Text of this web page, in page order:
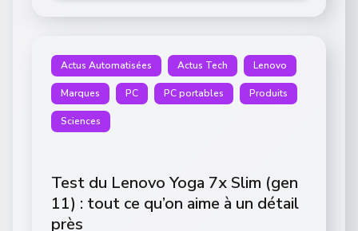
Actus Automatisées Actus Tech Lenovo
Marques PC PC portables Produits
Sciences
Test du Lenovo Yoga 7x Slim (gen
11) : tout ce qu’on aime à un détail
près